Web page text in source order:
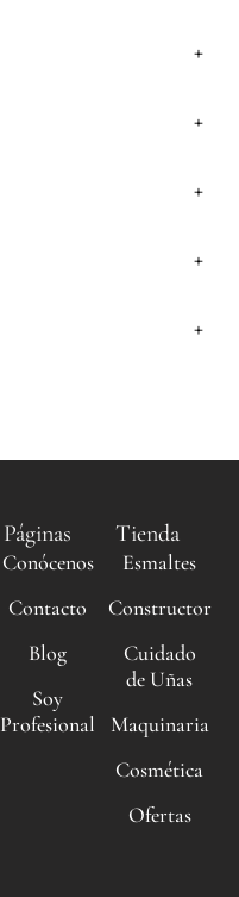
+
+
+
+
+
Páginas
Conócenos
Contacto
Blog
Soy
Profesional
Tienda
Esmaltes
Constructor
Cuidado
de Uñas
Maquinaria
Cosmética
Ofertas